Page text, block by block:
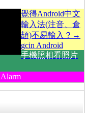
覺得Android中文
輸入法(注音、倉
頡)不易輸入？→
gcin Android
手機照相看照片